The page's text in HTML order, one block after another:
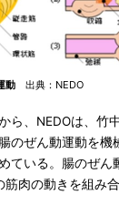
動 出典：NEDO
ら、NEDOは、竹
のぜん動運動を機
ている。腸のぜん
筋肉の動きを組み